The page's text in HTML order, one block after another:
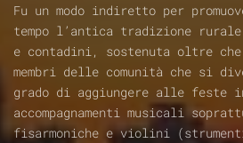
Fu un modo indiretto per
tempo l’antica tradizione rurale
e contadini, sostenuta oltre che
membri delle comunità che si
grado di aggiungere alle feste
accompagnamenti musicali
fisarmoniche e violini